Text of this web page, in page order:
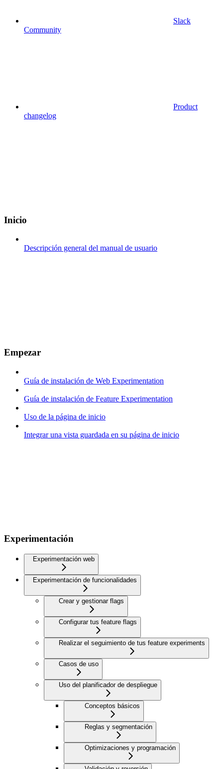
Slack
Community
Product
changelog
Inicio
Descripción general del manual de usuario
Empezar
Guía de instalación de Web Experimentation
Guía de instalación de Feature Experimentation
Uso de la página de inicio
Integrar una vista guardada en su página de inicio
Experimentación
Experimentación web
Experimentación de funcionalidades
Crear y gestionar flags
Configurar tus feature flags
Realizar el seguimiento de tus feature experiments
Casos de uso
Uso del planificador de despliegue
Conceptos básicos
Reglas y segmentación
Optimizaciones y programación